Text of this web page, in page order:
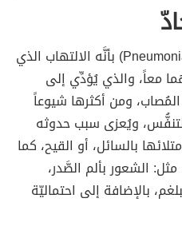
(بالإنجليزيّة: Pneumonia) بأنَّه الالتهاب الذي
معاً، والذي يُؤدِّي إلى
ومن أكثرها شيوعاً
ويُعزى سبب حدوثه
بالسائل، أو القيح، كما
الشعور بألم الصَّدر،
بالإضافة إلى احتماليّة